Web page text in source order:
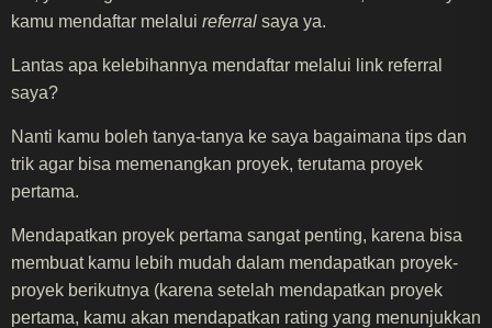
kamu mendaftar melalui referral saya ya.
Lantas apa kelebihannya mendaftar melalui link referral
saya?
Nanti kamu boleh tanya-tanya ke saya bagaimana tips dan
trik agar bisa memenangkan proyek, terutama proyek
pertama.
Mendapatkan proyek pertama sangat penting, karena bisa
membuat kamu lebih mudah dalam mendapatkan proyek-
proyek berikutnya (karena setelah mendapatkan proyek
pertama, kamu akan mendapatkan rating yang menunjukkan